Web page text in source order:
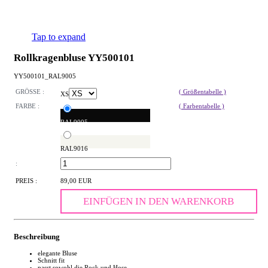
Tap to expand
Rollkragenbluse YY500101
YY500101_RAL9005
GRÖSSE : XS
( Größentabelle )
FARBE :
RAL9005
RAL9016
( Farbentabelle )
:
PREIS : 89,00 EUR
EINFÜGEN IN DEN WARENKORB
Beschreibung
elegante Bluse
Schnitt fit